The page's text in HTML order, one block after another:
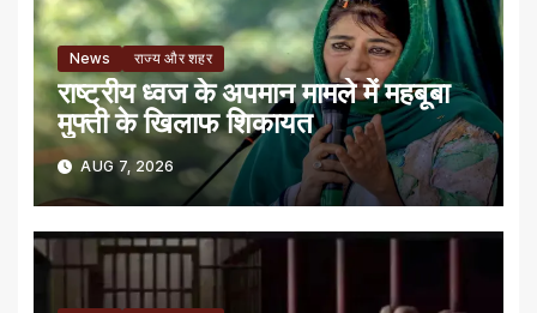
News राज्य और शहर
राष्ट्रीय ध्वज के अपमान मामले में महबूबा
मुफ्ती के खिलाफ शिकायत
AUG 7, 2026